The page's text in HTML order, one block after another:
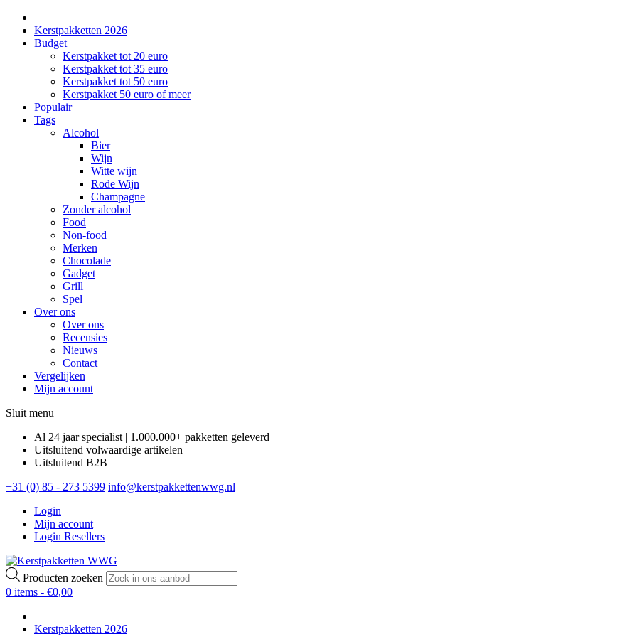
Kerstpakketten 2026
Budget
Kerstpakket tot 20 euro
Kerstpakket tot 35 euro
Kerstpakket tot 50 euro
Kerstpakket 50 euro of meer
Populair
Tags
Alcohol
Bier
Wijn
Witte wijn
Rode Wijn
Champagne
Zonder alcohol
Food
Non-food
Merken
Chocolade
Gadget
Grill
Spel
Over ons
Over ons
Recensies
Nieuws
Contact
Vergelijken
Mijn account
Sluit menu
Al 24 jaar specialist | 1.000.000+ pakketten geleverd
Uitsluitend volwaardige artikelen
Uitsluitend B2B
+31 (0) 85 - 273 5399 info@kerstpakkettenwwg.nl
Login
Mijn account
Login Resellers
Producten zoeken
0 items - €0,00
Kerstpakketten 2026